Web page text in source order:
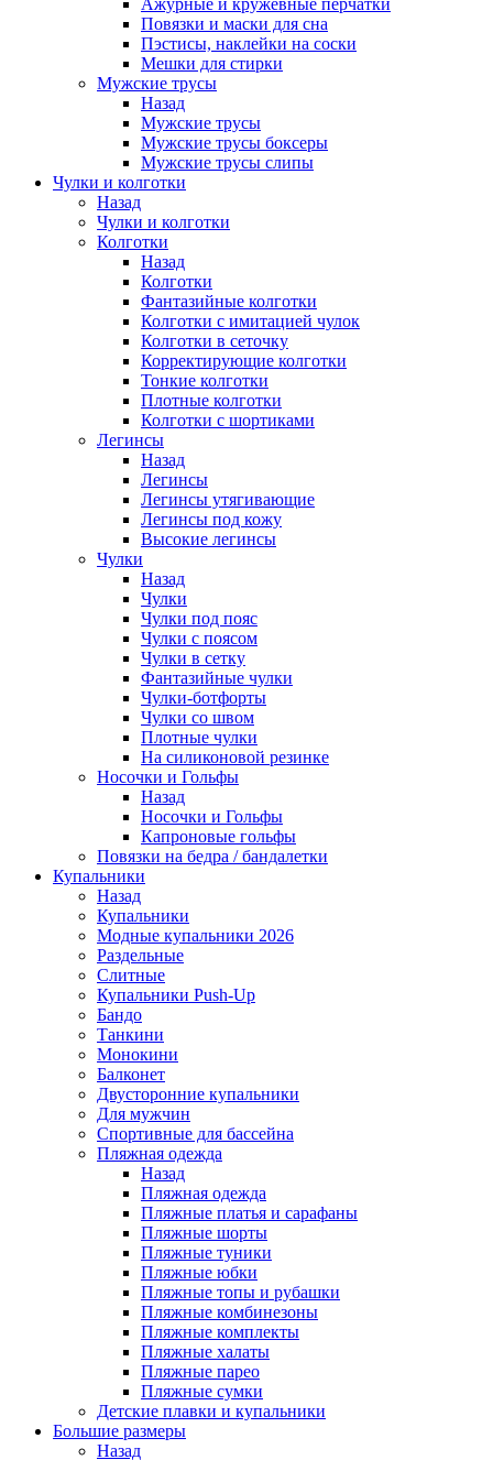
Ажурные и кружевные перчатки
Повязки и маски для сна
Пэстисы, наклейки на соски
Мешки для стирки
Мужские трусы
Назад
Мужские трусы
Мужские трусы боксеры
Мужские трусы слипы
Чулки и колготки
Назад
Чулки и колготки
Колготки
Назад
Колготки
Фантазийные колготки
Колготки с имитацией чулок
Колготки в сеточку
Корректирующие колготки
Тонкие колготки
Плотные колготки
Колготки с шортиками
Легинсы
Назад
Легинсы
Легинсы утягивающие
Легинсы под кожу
Высокие легинсы
Чулки
Назад
Чулки
Чулки под пояс
Чулки с поясом
Чулки в сетку
Фантазийные чулки
Чулки-ботфорты
Чулки со швом
Плотные чулки
На силиконовой резинке
Носочки и Гольфы
Назад
Носочки и Гольфы
Капроновые гольфы
Повязки на бедра / бандалетки
Купальники
Назад
Купальники
Модные купальники 2026
Раздельные
Слитные
Купальники Push-Up
Бандо
Танкини
Монокини
Балконет
Двусторонние купальники
Для мужчин
Спортивные для бассейна
Пляжная одежда
Назад
Пляжная одежда
Пляжные платья и сарафаны
Пляжные шорты
Пляжные туники
Пляжные юбки
Пляжные топы и рубашки
Пляжные комбинезоны
Пляжные комплекты
Пляжные халаты
Пляжные парео
Пляжные сумки
Детские плавки и купальники
Большие размеры
Назад